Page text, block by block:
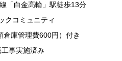
「白金高輪」駅徒歩13分
クコミュニティ
庫管理費600円）付き
事実施済み